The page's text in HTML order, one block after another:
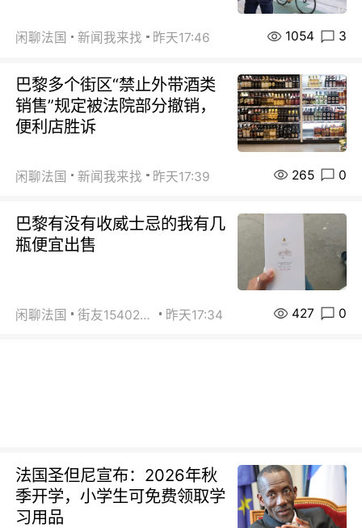
闲聊法国 新闻我来找 昨天17:46 1054 3
巴黎多个街区“禁止外带酒类
销售”规定被法院部分撤销，
便利店胜诉
闲聊法国 新闻我来找 昨天17:39 265 0
巴黎有没有收威士忌的我有几
瓶便宜出售
闲聊法国 街友15402223 昨天17:34 427 0
法国圣但尼宣布：2026年秋
季开学，小学生可免费领取学
习用品